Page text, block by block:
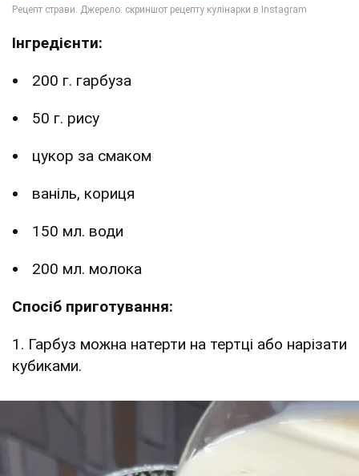
Інгредієнти:
200 г. гарбуза
50 г. рису
цукор за смаком
ваніль, кориця
150 мл. води
200 мл. молока
Спосіб приготування:
1. Гарбуз можна натерти на тертці або нарізати
кубиками.